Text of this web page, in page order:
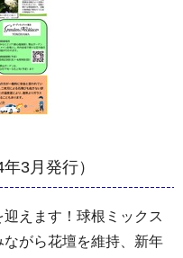
3月発行）
えます！球根ミックス
がら花壇を維持、新年